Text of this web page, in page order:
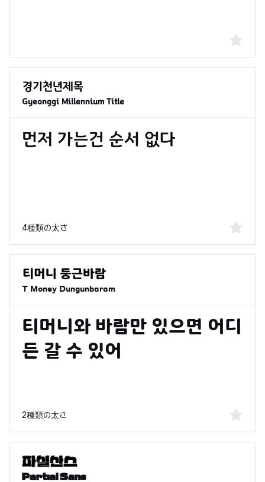
Gyeonggi Millennium Title
4種類の太さ
T Money Dungunbaram
2種類の太さ
Partial Sans